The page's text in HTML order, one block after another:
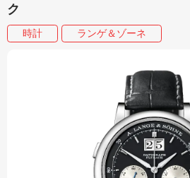
ク
時計 ランゲ＆ゾーネ